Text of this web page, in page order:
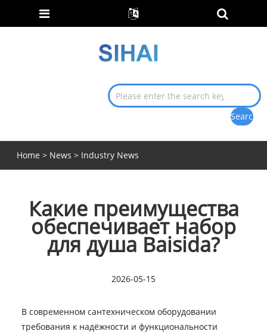
Home > News > Industry News
Какие преимущества
обеспечивает набор
для душа Baisida?
2026-05-15
В современном сантехническом оборудовании
требования к надёжности и функциональности